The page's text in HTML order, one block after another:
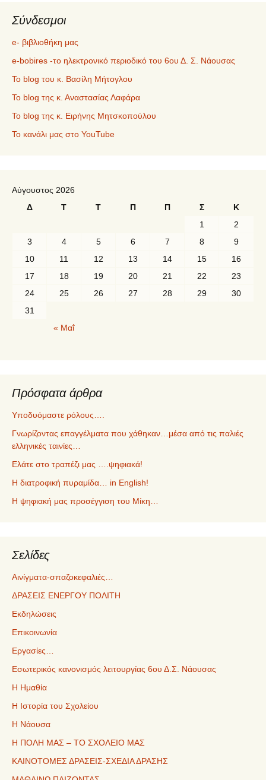
Σύνδεσμοι
e- βιβλιοθήκη μας
e-bobires -το ηλεκτρονικό περιοδικό του 6ου Δ. Σ. Νάουσας
To blog του κ. Βασίλη Μήτογλου
Το blog της κ. Αναστασίας Λαφάρα
Το blog της κ. Ειρήνης Μητσκοπούλου
Το κανάλι μας στο YouTube
Αύγουστος 2026
Δ
Τ Τ Π Π Σ Κ
« Μαΐ
1
2
3
4 5 6 7 8
9
10
11 12 13 14 15
16
17
18 19 20 21 22
23
24
25 26 27 28 29
30
31
Πρόσφατα άρθρα
Υποδυόμαστε ρόλους….
Γνωρίζοντας επαγγέλματα που χάθηκαν…μέσα από τις παλιές
ελληνικές ταινίες…
Ελάτε στο τραπέζι μας ….ψηφιακά!
Η διατροφική πυραμίδα… in English!
Η ψηφιακή μας προσέγγιση του Μίκη…
Σελίδες
Αινίγματα-σπαζοκεφαλιές…
ΔΡΑΣΕΙΣ ΕΝΕΡΓΟΥ ΠΟΛΙΤΗ
Εκδηλώσεις
Επικοινωνία
Εργασίες…
Εσωτερικός κανονισμός λειτουργίας 6ου Δ.Σ. Νάουσας
Η Ημαθία
Η Ιστορία του Σχολείου
Η Νάουσα
Η ΠΟΛΗ ΜΑΣ – ΤΟ ΣΧΟΛΕΙΟ ΜΑΣ
ΚΑΙΝΟΤΟΜΕΣ ΔΡΑΣΕΙΣ-ΣΧΕΔΙΑ ΔΡΑΣΗΣ